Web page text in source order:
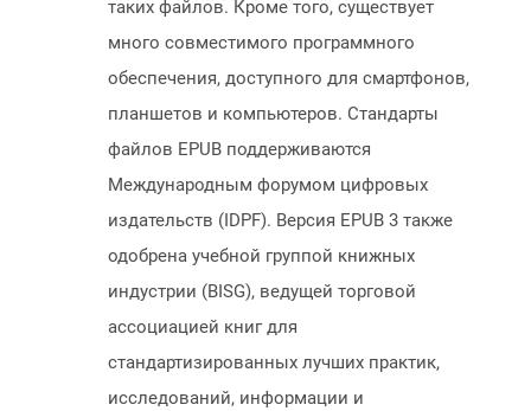
таких файлов. Кроме того, существует
много совместимого программного
обеспечения, доступного для смартфонов,
планшетов и компьютеров. Стандарты
файлов EPUB поддерживаются
Международным форумом цифровых
издательств (IDPF). Версия EPUB 3 также
одобрена учебной группой книжных
индустрии (BISG), ведущей торговой
ассоциацией книг для
стандартизированных лучших практик,
исследований, информации и